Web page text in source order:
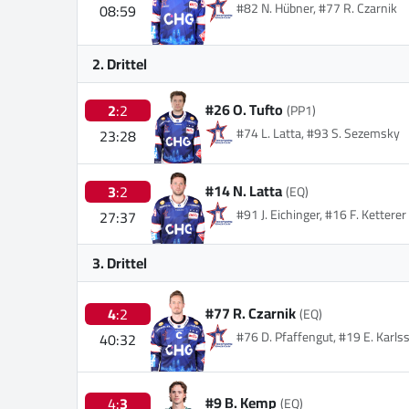
08:59
#82 N. Hübner, #77 R. Czarnik
2. Drittel
2:2
23:28
#26 O. Tufto(PP1)
#74 L. Latta, #93 S. Sezemsky
3:2
27:37
#14 N. Latta(EQ)
#91 J. Eichinger, #16 F. Ketterer
3. Drittel
4:2
40:32
#77 R. Czarnik(EQ)
#76 D. Pfaffengut, #19 E.
4:3 #9 B. Kemp(EQ)